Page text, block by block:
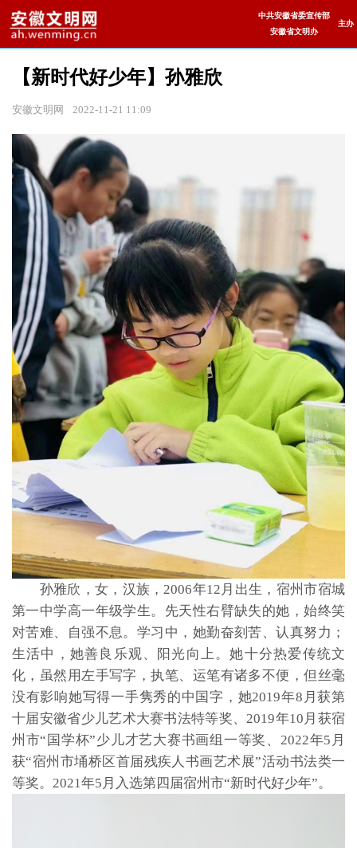
中共安徽省委宣传部
安徽省文明办
主办
【新时代好少年】孙雅欣
安徽文明网 2022-11-21 11:09
孙雅欣，女，汉族，2006年12月出生，宿州市宿城
第一中学高一年级学生。先天性右臂缺失的她，始终笑
对苦难、自强不息。学习中，她勤奋刻苦、认真努力；
生活中，她善良乐观、阳光向上。她十分热爱传统文
化，虽然用左手写字，执笔、运笔有诸多不便，但丝毫
没有影响她写得一手隽秀的中国字，她2019年8月获第
十届安徽省少儿艺术大赛书法特等奖、2019年10月获宿
州市“国学杯”少儿才艺大赛书画组一等奖、2022年5月
获“宿州市埇桥区首届残疾人书画艺术展”活动书法类一
等奖。2021年5月入选第四届宿州市“新时代好少年”。